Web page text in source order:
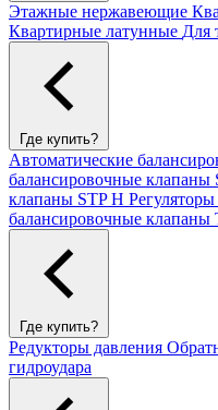
Этажные нержавеющие
Квартирные латунные Для
Где купить?
Автоматические
балансировочные клапаны
клапаны STP H
балансировочные клапаны
Где купить?
Редукторы давления
гидроудара